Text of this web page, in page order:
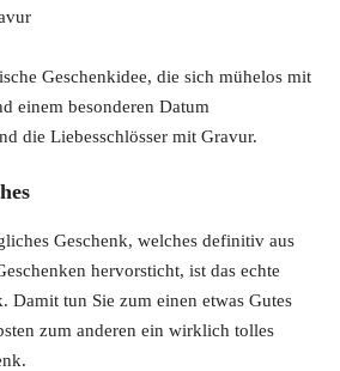
Geschenkidee, die sich mühelos mit
einem besonderen Datum
die Liebesschlösser mit Gravur.
Geschenk, welches definitiv aus
hervorsticht, ist das echte
Damit tun Sie zum einen etwas Gutes
zum anderen ein wirklich tolles